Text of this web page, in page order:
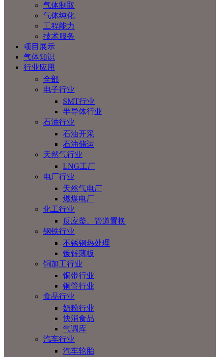
气体制取
气体纯化
工程能力
技术服务
项目展示
气体知识
行业应用
全部
电子行业
SMT行业
半导体行业
石油行业
石油开采
石油储运
天然气行业
LNG工厂
电厂行业
天然气电厂
燃煤电厂
化工行业
反应釜、管道置换
钢铁行业
不锈钢热处理
镀锌薄板
铜加工行业
铜带行业
铜管行业
食品行业
奶粉行业
快消食品
气调库
汽车行业
汽车轮胎